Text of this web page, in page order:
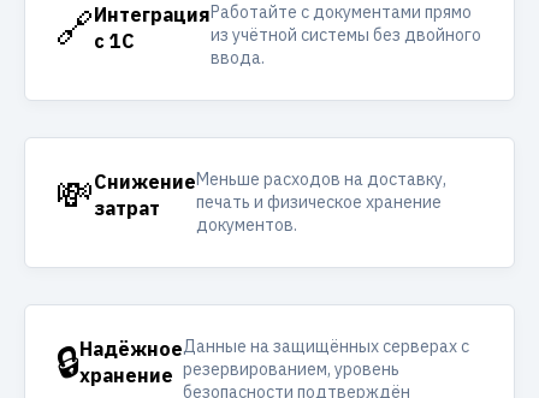
🔗Интеграция
с 1С
Работайте с документами прямо
из учётной системы без двойного
ввода.
💸Снижение
затрат
Меньше расходов на доставку,
печать и физическое хранение
документов.
🔒Надёжное
хранение
Данные на защищённых серверах с
резервированием, уровень
безопасности подтверждён